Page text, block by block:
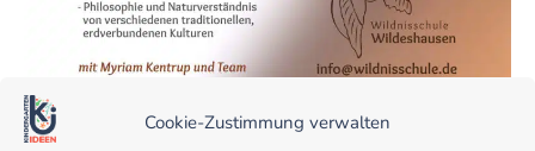
Cookie-Zustimmung verwalten